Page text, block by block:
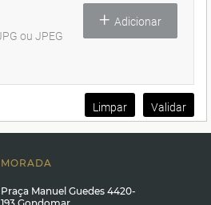
MORADA
Praça Manuel Guedes 4420-